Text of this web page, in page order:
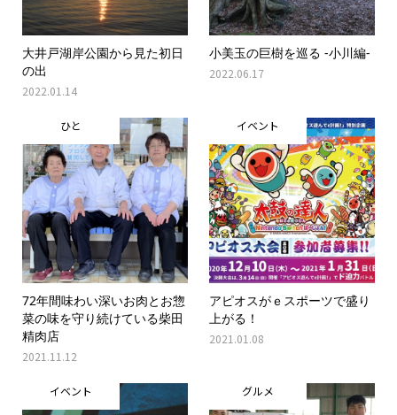
大井戸湖岸公園から見た初日
の出
2022.01.14
小美玉の巨樹を巡る -小川編-
2022.06.17
ひと
72年間味わい深いお肉とお惣
菜の味を守り続けている柴田
精肉店
2021.11.12
イベント
アピオスがｅスポーツで盛り
上がる！
2021.01.08
イベント グルメ